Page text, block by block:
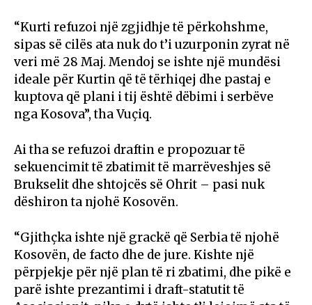
“Kurti refuzoi një zgjidhje të përkohshme,
sipas së cilës ata nuk do t’i uzurponin zyrat në
veri më 28 Maj. Mendoj se ishte një mundësi
ideale për Kurtin që të tërhiqej dhe pastaj e
kuptova që plani i tij është dëbimi i serbëve
nga Kosova”, tha Vuçiq.
Ai tha se refuzoi draftin e propozuar të
sekuencimit të zbatimit të marrëveshjes së
Brukselit dhe shtojcës së Ohrit – pasi nuk
dëshiron ta njohë Kosovën.
“Gjithçka ishte një grackë që Serbia të njohë
Kosovën, de facto dhe de jure. Kishte një
përpjekje për një plan të ri zbatimi, dhe pikë e
parë ishte prezantimi i draft-statutit të